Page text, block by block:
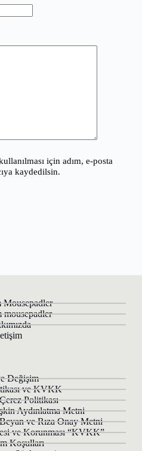
için adım, e-posta
kaydedilsin.
Mousepadler
mousepadler
Değişim
ve KVKK
Politikası
Aydınlatma Metni
ve Rıza Onay Metni
ve Korunması “KVKK”
Koşulları